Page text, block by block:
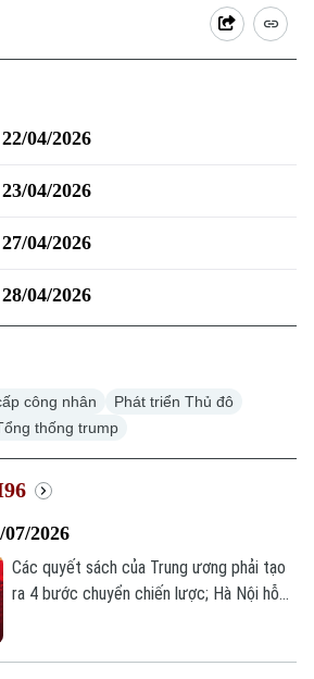
04/2026
04/2026
04/2026
04/2026
công nhân
Phát triển Thủ đô
thống trump
2026
Các quyết sách của Trung ương phải tạo
ra 4 bước chuyển chiến lược; Hà Nội hỗ